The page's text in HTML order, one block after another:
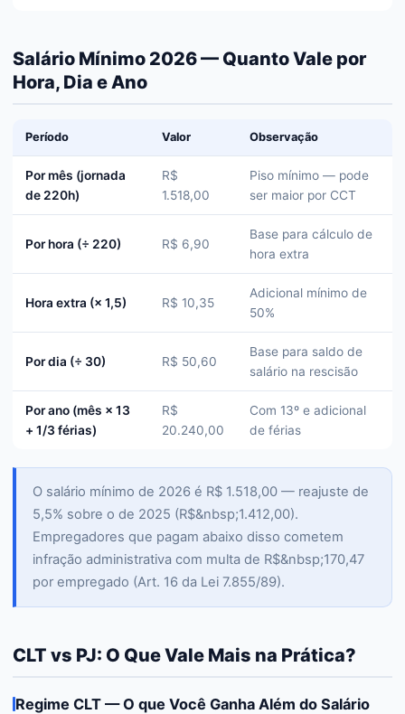
Salário Mínimo 2026 — Quanto Vale por
Hora, Dia e Ano
Período Valor Observação
Por mês (jornada
de 220h)
R$
1.518,00
Piso mínimo — pode
ser maior por CCT
Por hora (÷ 220) R$ 6,90
Base para cálculo de
hora extra
Hora extra (× 1,5) R$ 10,35
Adicional mínimo de
50%
Por dia (÷ 30) R$ 50,60
Base para saldo de
salário na rescisão
Por ano (mês × 13
+ 1/3 férias)
R$
20.240,00
Com 13º e adicional
de férias
O salário mínimo de 2026 é R$ 1.518,00 — reajuste de
5,5% sobre o de 2025 (R$&nbsp;1.412,00).
Empregadores que pagam abaixo disso cometem
infração administrativa com multa de R$&nbsp;170,47
por empregado (Art. 16 da Lei 7.855/89).
CLT vs PJ: O Que Vale Mais na Prática?
Regime CLT — O que Você Ganha Além do Salário